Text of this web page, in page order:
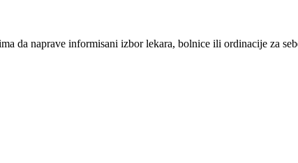
da naprave informisani izbor lekara, bolnice ili ordinacije za